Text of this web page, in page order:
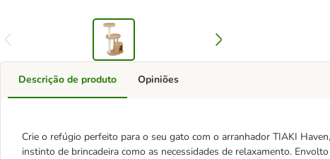
Descrição de produto
Crie o refúgio perfeito para o seu gato com o arranhador TIAKI
instinto de brincadeira como as necessidades de relaxamento.
Opiniões